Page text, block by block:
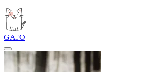
GATO